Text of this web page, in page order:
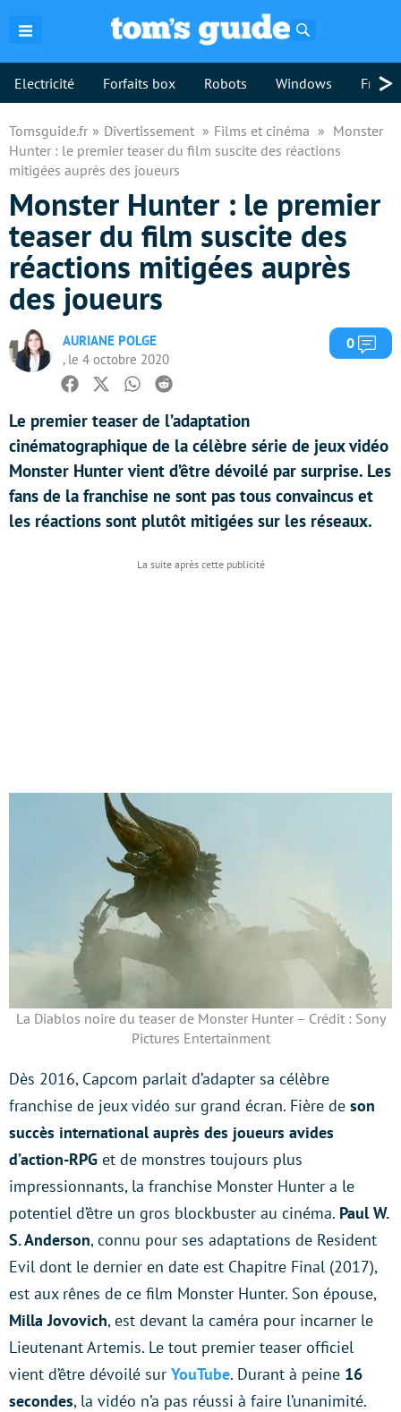
Electricité Forfaits box Robots Windows >
Tomsguide.fr Divertissement Films et cinéma
Monster
Hunter : le premier teaser du film suscite des réactions
mitigées auprès des joueurs
Monster Hunter : le premier
teaser du film suscite des
réactions mitigées auprès
des joueurs
AURIANE POLGE
, le 4 octobre 2020
0
Facebook
TwitterWhatsapp
Reddit
Le premier teaser de l’adaptation
cinématographique de la célèbre série de jeux vidéo
Monster Hunter vient d’être dévoilé par surprise. Les
fans de la franchise ne sont pas tous convaincus et
les réactions sont plutôt mitigées sur les réseaux.
La Diablos noire du teaser de Monster Hunter – Crédit : Sony
Pictures Entertainment
Dès 2016, Capcom parlait d’adapter sa célèbre
franchise de jeux vidéo sur grand écran. Fière de son
succès international auprès des joueurs avides
d’action-RPG et de monstres toujours plus
impressionnants, la franchise Monster Hunter a le
potentiel d’être un gros blockbuster au cinéma. Paul W.
S. Anderson, connu pour ses adaptations de Resident
Evil dont le dernier en date est Chapitre Final (2017),
est aux rênes de ce film Monster Hunter. Son épouse,
Milla Jovovich, est devant la caméra pour incarner le
Lieutenant Artemis. Le tout premier teaser officiel
vient d’être dévoilé sur YouTube. Durant à peine 16
secondes, la vidéo n’a pas réussi à faire l’unanimité.